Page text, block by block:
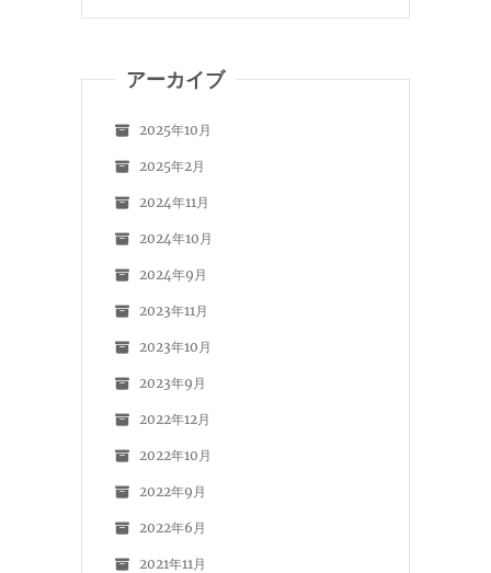
アーカイブ
2025年10月
2025年2月
2024年11月
2024年10月
2024年9月
2023年11月
2023年10月
2023年9月
2022年12月
2022年10月
2022年9月
2022年6月
2021年11月